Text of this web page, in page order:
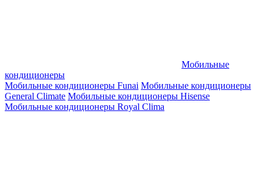
Мобильные
кондиционеры
Мобильные кондиционеры Funai Мобильные кондиционеры
General Climate Мобильные кондиционеры Hisense
Мобильные кондиционеры Royal Clima